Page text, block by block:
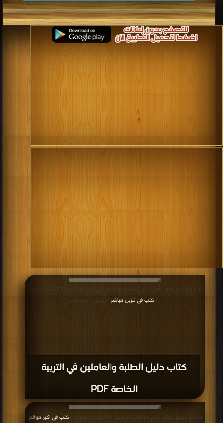
كتاب دليل الطلبة والعاملين في التربية
الخاصة PDF
قراءة و تحميل كتاب كتاب دليل الطلبة والعاملين في التربية الخاصة PDF مجانا | مكتبة
> كتب في تنزيل مباشر | التحميل : مرة/مرات
قراءة و تحميل كتاب كتاب الألعاب التربوية PDF مجانا | مكتبة > كتب في اكبر موقع